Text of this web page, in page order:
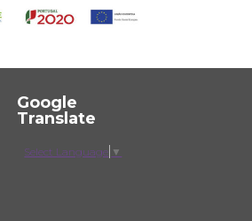
Google
Translate
Select Language ▼